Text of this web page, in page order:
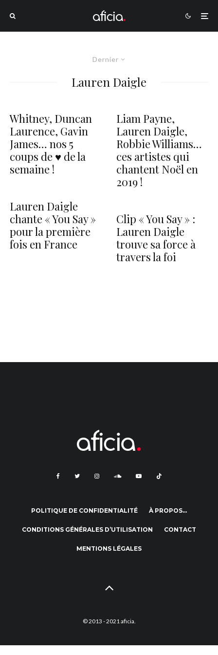
Dernier
Lauren Daigle
Whitney, Duncan
Laurence, Gavin
James… nos 5
coups de ♥ de la
semaine !
Lauren Daigle
chante « You Say »
pour la première
fois en France
Liam Payne,
Lauren Daigle,
Robbie Williams…
ces artistes qui
chantent Noël en
2019 !
Clip « You Say » :
Lauren Daigle
trouve sa force à
travers la foi
POLITIQUE DE CONFIDENTIALITÉ À PROPOS…
CONDITIONS GÉNÉRALES D’UTILISATION CONTACT
MENTIONS LÉGALES
© 2013 - 2021 aficia.